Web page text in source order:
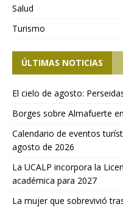
Salud
Turismo
ÚLTIMAS NOTICIAS
El cielo de agosto:
Borges sobre Almafuerte
Calendario de eventos
agosto de 2026
La UCALP incorpora la
académica para 2027
La mujer que sobrevivió